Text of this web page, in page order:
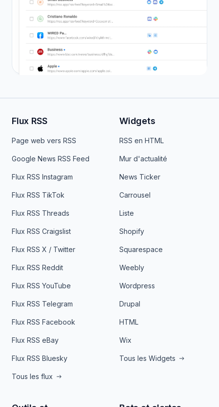
Flux RSS
Page web vers RSS
Google News RSS Feed
Flux RSS Instagram
Flux RSS TikTok
Flux RSS Threads
Flux RSS Craigslist
Flux RSS X / Twitter
Flux RSS Reddit
Flux RSS YouTube
Flux RSS Telegram
Flux RSS Facebook
Flux RSS eBay
Flux RSS Bluesky
Tous les flux
Widgets
RSS en HTML
Mur d'actualité
News Ticker
Carrousel
Liste
Shopify
Squarespace
Weebly
Wordpress
Drupal
HTML
Wix
Tous les Widgets